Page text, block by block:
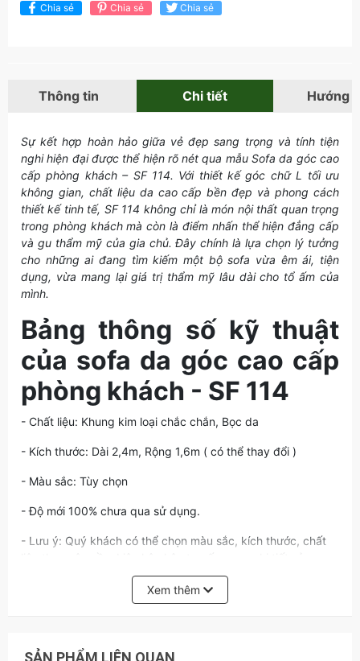
Chia sẻ Chia sẻ Chia sẻ
Thông tin Chi tiết Hướng
Sự kết hợp hoàn hảo giữa vẻ đẹp sang trọng và tính tiện
nghi hiện đại được thể hiện rõ nét qua mẫu Sofa da góc cao
cấp phòng khách – SF 114. Với thiết kế góc chữ L tối ưu
không gian, chất liệu da cao cấp bền đẹp và phong cách
thiết kế tinh tế, SF 114 không chỉ là món nội thất quan trọng
trong phòng khách mà còn là điểm nhấn thể hiện đẳng cấp
và gu thẩm mỹ của gia chủ. Đây chính là lựa chọn lý tưởng
cho những ai đang tìm kiếm một bộ sofa vừa êm ái, tiện
dụng, vừa mang lại giá trị thẩm mỹ lâu dài cho tổ ấm của
mình.
Bảng thông số kỹ thuật
của sofa da góc cao cấp
phòng khách - SF 114
- Chất liệu: Khung kim loại chắc chắn, Bọc da
- Kích thước: Dài 2,4m, Rộng 1,6m ( có thể thay đổi )
- Màu sắc: Tùy chọn
- Độ mới 100% chưa qua sử dụng.
- Lưu ý: Quý khách có thể chọn màu sắc, kích thước, chất
Ấn tượng với mẫu Sofa
da góc cao cấp phòng
Xem thêm
SẢN PHẨM LIÊN QUAN